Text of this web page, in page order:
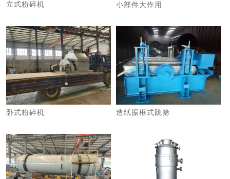
立式粉碎机 小部件大作用
卧式粉碎机 造纸振框式跳筛